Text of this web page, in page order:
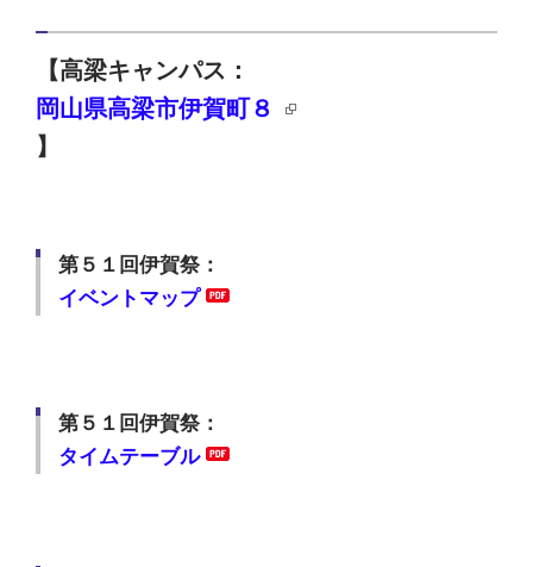
【高梁キャンパス：
岡山県高梁市伊賀町８
】
第５１回伊賀祭：
イベントマップ
第５１回伊賀祭：
タイムテーブル